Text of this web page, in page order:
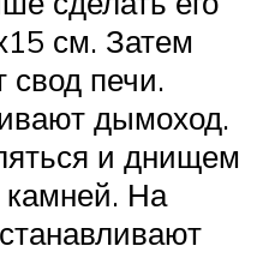
см. Затем
свод печи.
дымоход.
и днищем
камней. На